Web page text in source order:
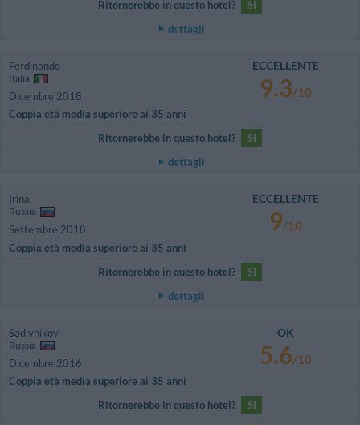
Ritornerebbe in questo hotel?
SI
dettagli
Ferdinando
Italia
Dicembre 2018
Coppia età media superiore ai 35 anni
ECCELLENTE
9.3/10
Ritornerebbe in questo hotel?
SI
dettagli
Irina
Russia
Settembre 2018
Coppia età media superiore ai 35 anni
ECCELLENTE
9/10
Ritornerebbe in questo hotel?
SI
dettagli
Sadivnikov
Russia
Dicembre 2016
Coppia età media superiore ai 35 anni
OK
5.6/10
Ritornerebbe in questo hotel?
SI